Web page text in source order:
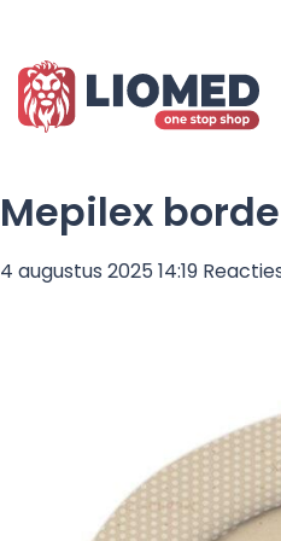
Mepilex
4 augustus 2025 14:19